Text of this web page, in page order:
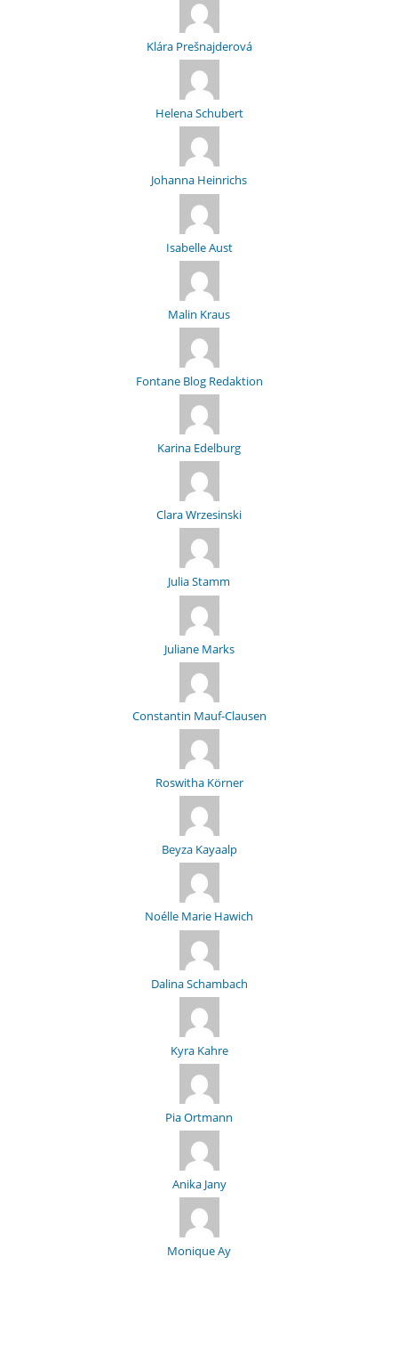
Klára Prešnajderová
Helena Schubert
Johanna Heinrichs
Isabelle Aust
Malin Kraus
Fontane Blog Redaktion
Karina Edelburg
Clara Wrzesinski
Julia Stamm
Juliane Marks
Constantin Mauf-Clausen
Roswitha Körner
Beyza Kayaalp
Noélle Marie Hawich
Dalina Schambach
Kyra Kahre
Pia Ortmann
Anika Jany
Monique Ay